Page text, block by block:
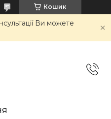
Кошик
Ви можете